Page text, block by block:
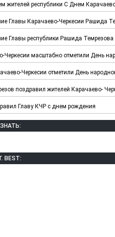
жителей республики С Днем
Главы Карачаево-Черкесии Рашида
Главы республики Рашида
Черкесии масштабно отметили День
Черкесии отметили День
поздравил жителей Карачаево-
Главу КЧР с днем рождения
BEST:
Капкан
«1овда»)
ЧЕЧНЯ. А.